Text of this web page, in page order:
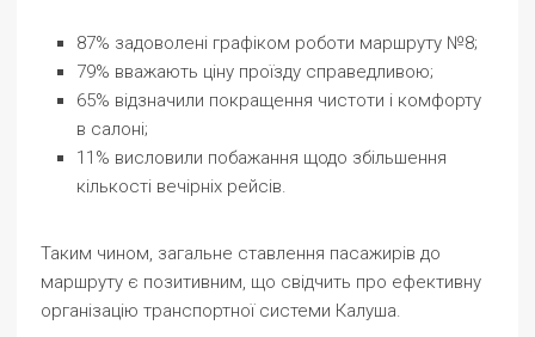
87% задоволені графіком роботи маршруту №8;
79% вважають ціну проїзду справедливою;
65% відзначили покращення чистоти і комфорту
в салоні;
11% висловили побажання щодо збільшення
кількості вечірніх рейсів.
Таким чином, загальне ставлення пасажирів до
маршруту є позитивним, що свідчить про ефективну
організацію транспортної системи Калуша.